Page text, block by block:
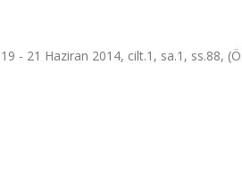
- 21 Haziran 2014, cilt.1, sa.1, ss.88,